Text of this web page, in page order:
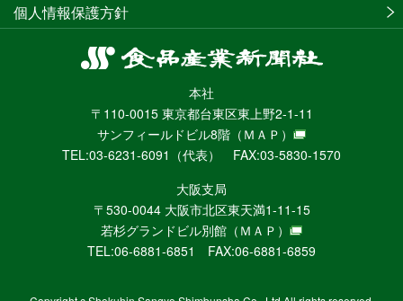
食
産
業
新
聞
社
ニ
ュ
ー
WEB
本社
〒110-0015 東京都台東区東上野2-1-11
サンフィールドビル8階 （ＭＡＰ）
TEL:03-6231-6091（代表） FAX:03-5830-1570
大阪支局
〒530-0044 大阪市北区東天満1-11-15
若杉グランドビル別館 （ＭＡＰ）
TEL:06-6881-6851 FAX:06-6881-6859
個人情報保護方針